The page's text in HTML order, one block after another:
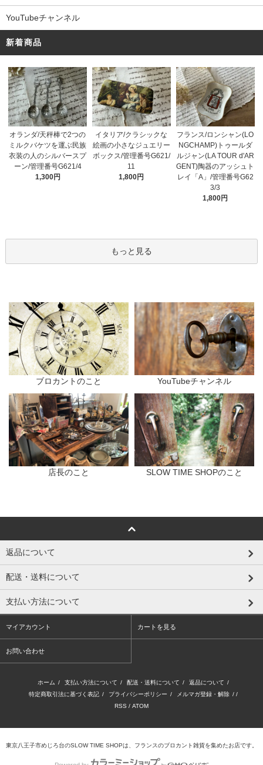
YouTubeチャンネル
新着商品
オランダ/天秤棒で2つの
ミルクバケツを運ぶ民族
衣装の人のシルバースプ
ーン/管理番号G621/4
1,300円
イタリア/クラシックな
絵画の小さなジュエリー
ボックス/管理番号G621/
11
1,800円
フランス/ロンシャン(LO
NGCHAMP)トゥールダ
ルジャン(LA TOUR d'AR
GENT)陶器のアッシュト
レイ「A」/管理番号G62
3/3
1,800円
もっと見る
ブロカントのこと YouTubeチャンネル
店長のこと SLOW TIME SHOPのこと
返品について
配送・送料について
支払い方法について
マイアカウント カートを見る
お問い合わせ
ホーム / 支払い方法について / 配送・送料について / 返品について /
特定商取引法に基づく表記 / プライバシーポリシー / メルマガ登録・解除 / /
RSS / ATOM
東京八王子市めじろ台のSLOW TIME SHOPは、フランスのブロカント雑貨を集めたお店です。